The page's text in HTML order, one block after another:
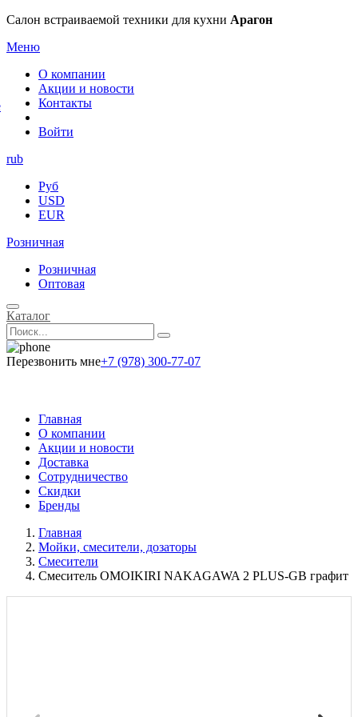
Салон встраиваемой техники для кухни Арагон
Меню
О компании
Акции и новости
Контакты
Войти
rub
Руб
USD
EUR
Розничная
Розничная
Оптовая
Каталог
Перезвонить мне+7 (978) 300-77-07
Главная
О компании
Акции и новости
Доставка
Сотрудничество
Скидки
Бренды
Главная
Мойки, смесители, дозаторы
Смесители
Смеситель OMOIKIRI NAKAGAWA 2 PLUS-GB графит